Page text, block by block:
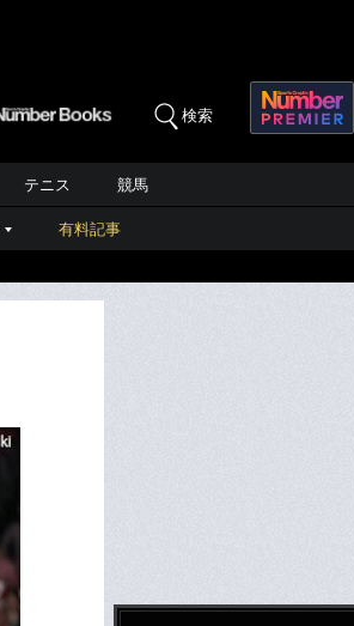
検索
テニス 競馬
有料記事